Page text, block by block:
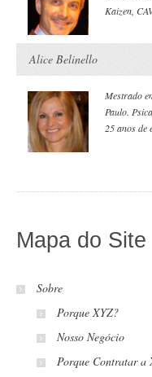
Kaizen,
Alice Belinello
Mestrado
Paulo.
25 anos de
Mapa do Site
Sobre
Porque XYZ?
Nosso Negócio
Porque Contratar a